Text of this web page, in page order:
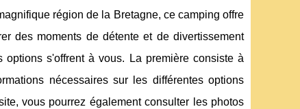
région de la Bretagne, ce camping offre
des moments de détente et de divertissement
s'offrent à vous. La première consiste à
nécessaires sur les différentes options
vous pourrez également consulter les photos